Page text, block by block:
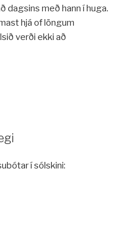
dagsins með hann í huga.
hjá of löngum
verði ekki að
í sólskini: